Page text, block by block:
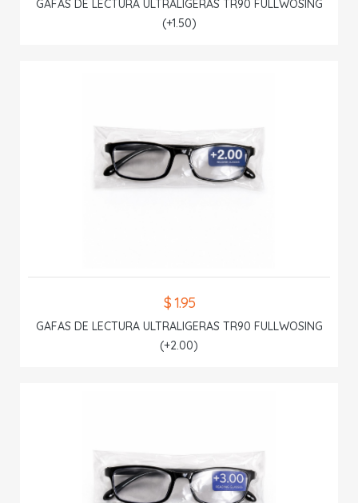
GAFAS DE LECTURA ULTRALIGERAS TR90 FULLWOSING
(+1.50)
$ 1.95
GAFAS DE LECTURA ULTRALIGERAS TR90 FULLWOSING
(+2.00)